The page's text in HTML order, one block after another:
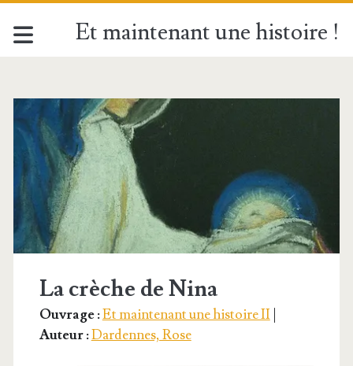
Et maintenant une histoire !
Catégorie :
<span>Fêtes
de
l'année
liturgique</span>
La crèche de Nina
Ouvrage :Et maintenant une histoire II
Auteur :Dardennes, Rose